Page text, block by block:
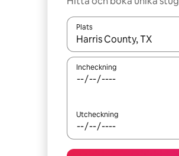
Plats
När resultaten är
Incheckning
Utcheckning